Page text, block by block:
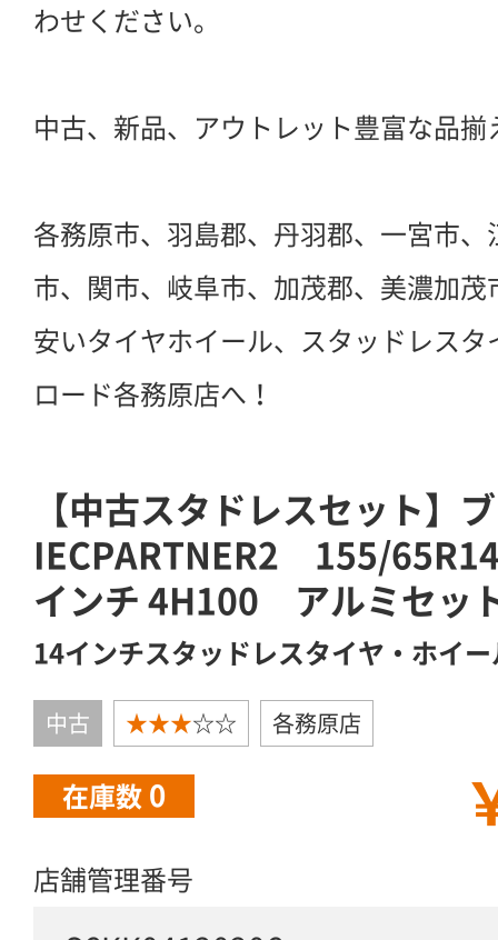
わせください。
中古、新品、アウトレット豊富な品揃
各務原市、羽島郡、丹羽郡、一宮市
市、関市、岐阜市、加茂郡、美濃加茂
安いタイヤホイール、スタッドレス
ロード各務原店へ！
【中古スタドレスセット】
IECPARTNER2 155/
インチ 4H100 アルミセッ
14インチスタッドレスタイヤ・ホイ
中古 ★★★☆☆ 各務原店
在庫数 0
店舗管理番号